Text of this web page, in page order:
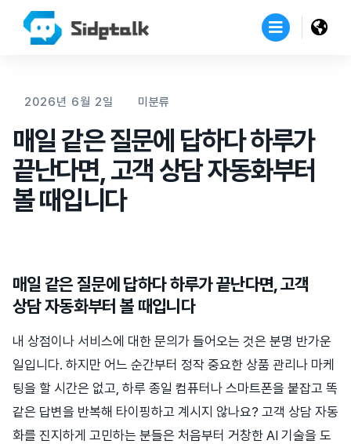
2026년 6월 2일 미분류
매일 같은 질문에 답하다 하루가
끝난다면, 고객 상담 자동화부터
볼 때입니다
매일 같은 질문에 답하다 하루가 끝난다면, 고객
상담 자동화부터 볼 때입니다
내 상점이나 서비스에 대한 문의가 들어오는 것은 분명 반가운
일입니다. 하지만 어느 순간부터 정작 중요한 상품 관리나 마케
팅을 할 시간은 없고, 하루 종일 컴퓨터나 스마트폰을 붙잡고 똑
같은 답변을 반복해 타이핑하고 계시지 않나요? 고객 상담 자동
화를 진지하게 고민하는 분들은 처음부터 거창한 AI 기술을 도